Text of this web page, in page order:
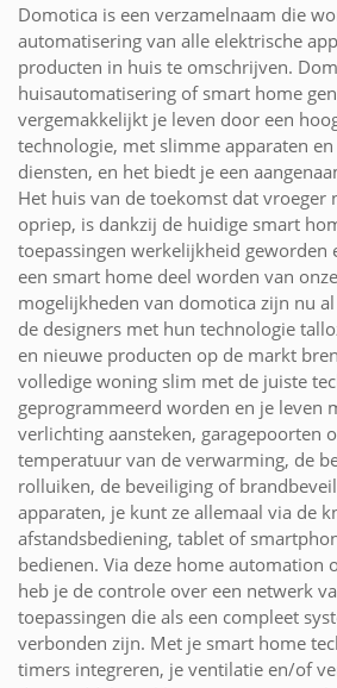
Domotica is een verzamelnaam die
automatisering van alle elektrische
producten in huis te omschrijven.
huisautomatisering of smart home
vergemakkelijkt je leven door een
technologie, met slimme apparaten
diensten, en het biedt je een
Het huis van de toekomst dat vroeger
opriep, is dankzij de huidige smart
toepassingen werkelijkheid geworden
een smart home deel worden van
mogelijkheden van domotica zijn nu
de designers met hun technologie
en nieuwe producten op de markt
volledige woning slim met de juiste
geprogrammeerd worden en je leven
verlichting aansteken, garagepoorten
temperatuur van de verwarming, de
rolluiken, de beveiliging of
apparaten, je kunt ze allemaal via de
afstandsbediening, tablet of
bedienen. Via deze home automation
heb je de controle over een netwerk
toepassingen die als een compleet
verbonden zijn. Met je smart home
timers integreren, je ventilatie en/of